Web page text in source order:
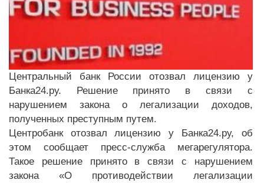
Центральный банк России отозвал лицензию у
Банка24.ру. Решение принято в связи с
нарушением закона о легализации доходов,
полученных преступным путем.
Центробанк отозвал лицензию у Банка24.ру, об
этом сообщает пресс-служба мегарегулятора.
Такое решение принято в связи с нарушением
закона «О противодействии легализации